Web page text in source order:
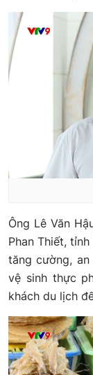
Ông Lê Văn
Phan Thiết,
tăng cường,
vệ sinh thực
khách du lịch